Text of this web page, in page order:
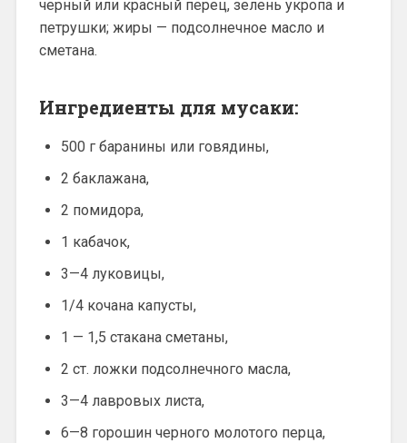
черный или красный перец, зелень укропа и
петрушки; жиры — подсолнечное масло и
сметана.
Ингредиенты для мусаки:
500 г баранины или говядины,
2 баклажана,
2 помидора,
1 кабачок,
3—4 луковицы,
1/4 кочана капусты,
1 — 1,5 стакана сметаны,
2 ст. ложки подсолнечного масла,
3—4 лавровых листа,
6—8 горошин черного молотого перца,